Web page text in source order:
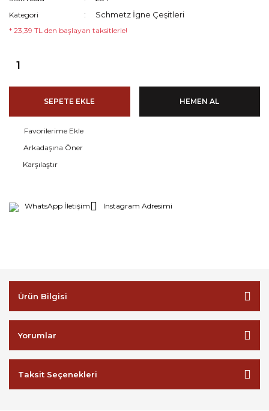
Kategori Schmetz İgne Çeşitleri
* 23,39 TL den başlayan taksitlerle!
SEPETE EKLE HEMEN AL
Arkadaşına Öner
Karşılaştır
WhatsApp İletişim Instagram Adresimi
Ürün Bilgisi
Yorumlar
Taksit Seçenekleri